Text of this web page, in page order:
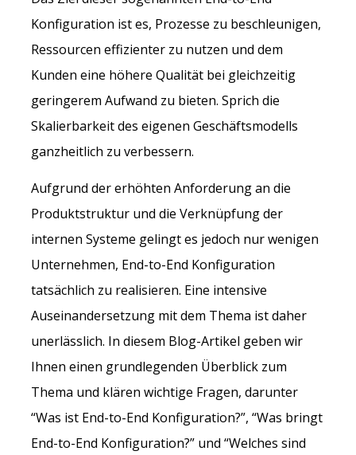
Konfiguration ist es, Prozesse zu beschleunigen,
Ressourcen effizienter zu nutzen und dem
Kunden eine höhere Qualität bei gleichzeitig
geringerem Aufwand zu bieten. Sprich die
Skalierbarkeit des eigenen Geschäftsmodells
ganzheitlich zu verbessern.
Aufgrund der erhöhten Anforderung an die
Produktstruktur und die Verknüpfung der
internen Systeme gelingt es jedoch nur wenigen
Unternehmen, End-to-End Konfiguration
tatsächlich zu realisieren. Eine intensive
Auseinandersetzung mit dem Thema ist daher
unerlässlich. In diesem Blog-Artikel geben wir
Ihnen einen grundlegenden Überblick zum
Thema und klären wichtige Fragen, darunter
“Was ist End-to-End Konfiguration?”, “Was bringt
End-to-End Konfiguration?” und “Welches sind